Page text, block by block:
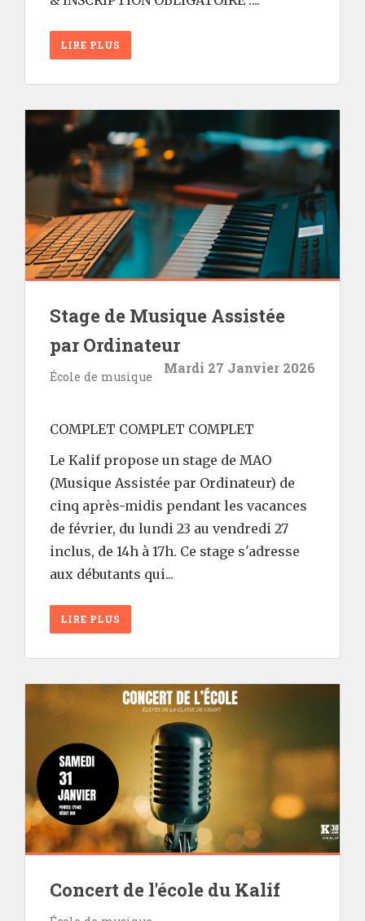
LIRE PLUS
Stage de Musique Assistée
par Ordinateur
École de musique
Mardi 27 Janvier 2026
COMPLET COMPLET COMPLET
Le Kalif propose un stage de MAO
(Musique Assistée par Ordinateur) de
cinq après-midis pendant les vacances
de février, du lundi 23 au vendredi 27
inclus, de 14h à 17h. Ce stage s'adresse
aux débutants qui...
LIRE PLUS
Concert de l'école du Kalif